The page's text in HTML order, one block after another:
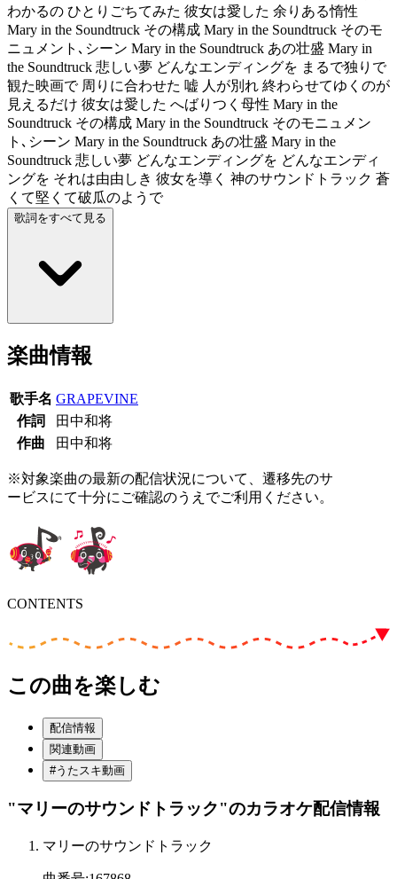
わかるの ひとりごちてみた 彼女は愛した 余りある惰性
Mary in the Soundtruck その構成 Mary in the Soundtruck そのモ
ニュメント､シーン Mary in the Soundtruck あの壮盛 Mary in
the Soundtruck 悲しい夢 どんなエンディングを まるで独りで
観た映画で 周りに合わせた 嘘 人が別れ 終わらせてゆくのが
見えるだけ 彼女は愛した へばりつく母性 Mary in the
Soundtruck その構成 Mary in the Soundtruck そのモニュメン
ト､シーン Mary in the Soundtruck あの壮盛 Mary in the
Soundtruck 悲しい夢 どんなエンディングを どんなエンディ
ングを それは由由しき 彼女を導く 神のサウンドトラック 蒼
くて堅くて破瓜のようで
歌詞をすべて見る
楽曲情報
歌手名 GRAPEVINE
作詞
田中和将
作曲
田中和将
※対象楽曲の最新の配信状況について、遷移先のサ
ービスにて十分にご確認のうえでご利用ください。
CONTENTS
この曲を楽しむ
配信情報
関連動画
#うたスキ動画
"マリーのサウンドトラック"のカラオケ配信情報
マリーのサウンドトラック